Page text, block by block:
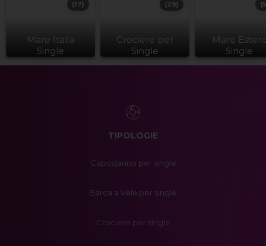
Mare Italia
Single
(17)
Crociere per
Single
(29)
Mare
Single
TIPOLOGIE
Capodanno per single
Barca a Vela per single
Crociere per single